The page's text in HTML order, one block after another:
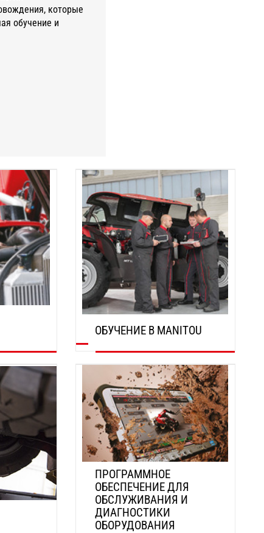
которые
обучение и
ОБУЧЕНИЕ В MANITOU
ОТКРОЙТЕ ДЛЯ СЕБЯ
ПРОГРАММНОЕ
ОБЕСПЕЧЕНИЕ ДЛЯ
ОБСЛУЖИВАНИЯ И
ДИАГНОСТИКИ
ОБОРУДОВАНИЯ